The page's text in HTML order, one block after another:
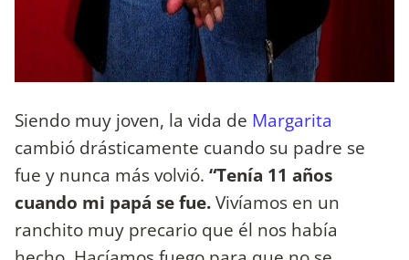
Siendo muy joven, la vida de Margarita
cambió drásticamente cuando su padre se
fue y nunca más volvió. “Tenía 11 años
cuando mi papá se fue.Vivíamos en un
ranchito muy precario que él nos había